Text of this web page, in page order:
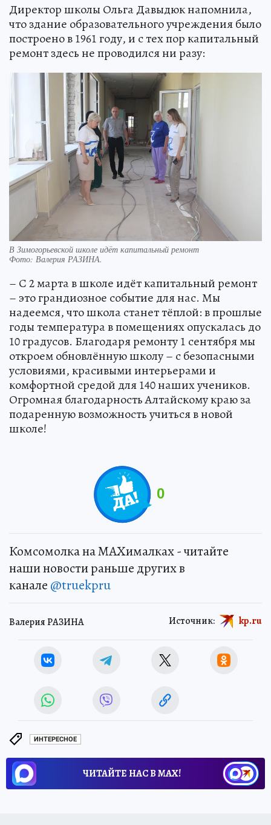
Директор школы Ольга Давыдюк напомнила,
что здание образовательного учреждения было
построено в 1961 году, и с тех пор капитальный
ремонт здесь не проводился ни разу:
В Зимогорьевской школе идёт капитальный ремонт
Фото: Валерия РАЗИНА.
– С 2 марта в школе идёт капитальный ремонт
– это грандиозное событие для нас. Мы
надеемся, что школа станет тёплой: в прошлые
годы температура в помещениях опускалась до
10 градусов. Благодаря ремонту 1 сентября мы
откроем обновлённую школу – с безопасными
условиями, красивыми интерьерами и
комфортной средой для 140 наших учеников.
Огромная благодарность Алтайскому краю за
подаренную возможность учиться в новой
школе!
0
Комсомолка на MAXималках - читайте
наши новости раньше других в
канале @truekpru
Валерия РАЗИНА Источник: kp.ru
ИНТЕРЕСНОЕ
ЧИТАЙТЕ НАС В МАХ!